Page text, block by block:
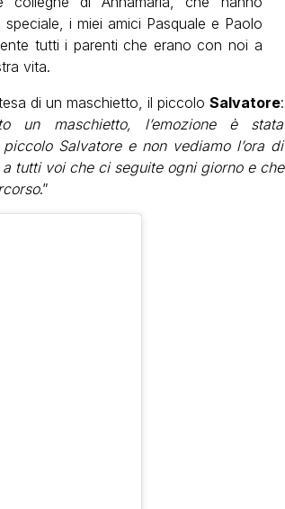
i miei amici Pasquale e Paolo
tutti i parenti che erano con noi a
vita.
di un maschietto, il piccolo Salvatore:
un maschietto, l’emozione è stata
Salvatore e non vediamo l’ora di
tutti voi che ci seguite ogni giorno e che
.”